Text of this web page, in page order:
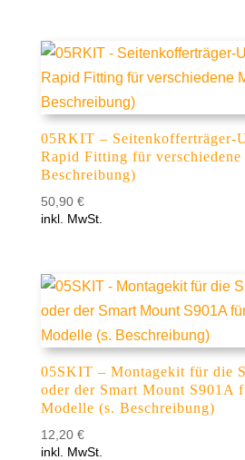
05RKIT – Seitenkofferträger-
Rapid Fitting für verschiedene
Beschreibung)
50,90 €
inkl. MwSt.
05SKIT – Montagekit für die
oder der Smart Mount S901A
Modelle (s. Beschreibung)
12,20 €
inkl. MwSt.